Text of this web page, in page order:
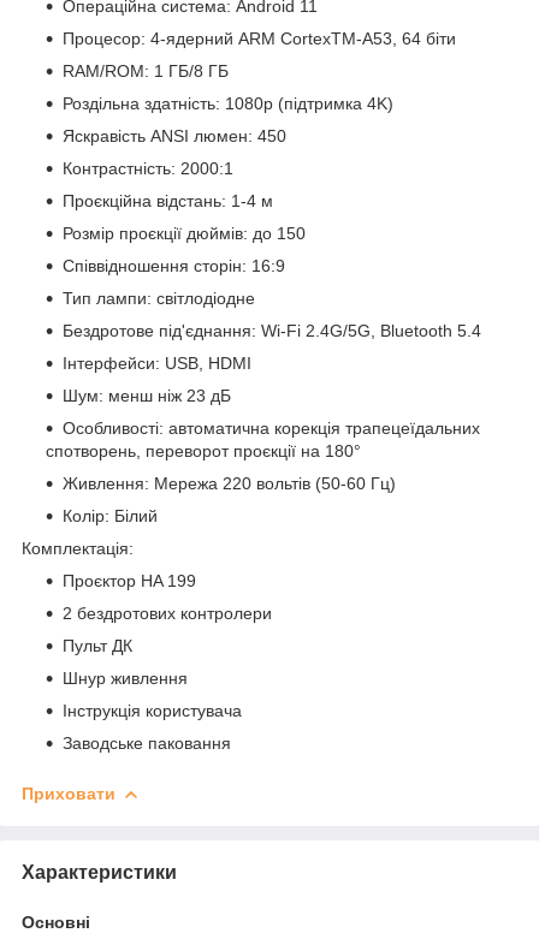
Операційна система: Android 11
Процесор: 4-ядерний ARM CortexTM-A53, 64 біти
RAM/ROM: 1 ГБ/8 ГБ
Роздільна здатність: 1080p (підтримка 4K)
Яскравість ANSI люмен: 450
Контрастність: 2000:1
Проєкційна відстань: 1-4 м
Розмір проєкції дюймів: до 150
Співвідношення сторін: 16:9
Тип лампи: світлодіодне
Бездротове під'єднання: Wi-Fi 2.4G/5G, Bluetooth 5.4
Інтерфейси: USB, HDMI
Шум: менш ніж 23 дБ
Особливості: автоматична корекція трапецеїдальних
спотворень, переворот проєкції на 180°
Живлення: Мережа 220 вольтів (50-60 Гц)
Колір: Білий
Комплектація:
Проєктор HA 199
2 бездротових контролери
Пульт ДК
Шнур живлення
Інструкція користувача
Заводське паковання
Приховати
Характеристики
Основні